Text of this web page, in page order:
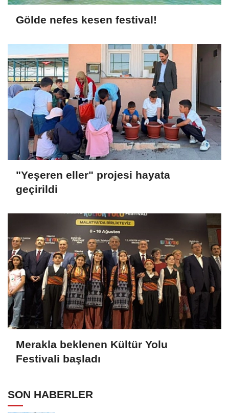
Gölde nefes kesen festival!
"Yeşeren eller" projesi hayata
geçirildi
Merakla beklenen Kültür Yolu
Festivali başladı
SON HABERLER